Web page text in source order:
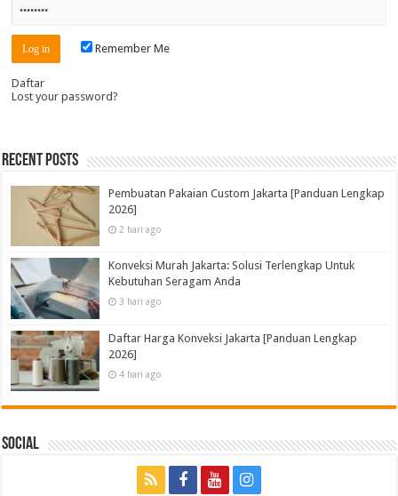
Remember Me
Daftar
Lost your password?
Recent Posts
Pembuatan Pakaian Custom Jakarta [Panduan Lengkap
2026]
2 hari ago
Konveksi Murah Jakarta: Solusi Terlengkap Untuk
Kebutuhan Seragam Anda
3 hari ago
Daftar Harga Konveksi Jakarta [Panduan Lengkap
2026]
4 hari ago
Social